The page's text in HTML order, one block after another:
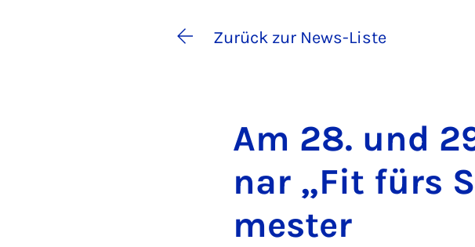
Zurück zur News-Liste
Am 28. und
nar „Fit fürs
mes­ter